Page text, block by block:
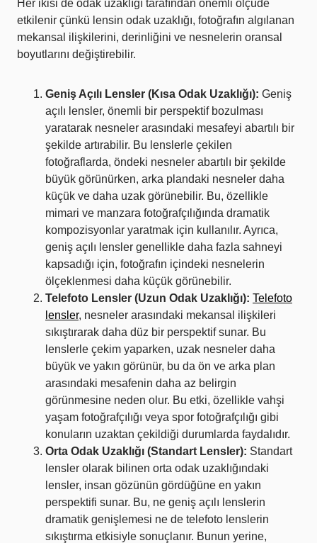
Her ikisi de odak uzaklığı tarafından önemli ölçüde
etkilenir çünkü lensin odak uzaklığı, fotoğrafın algılanan
mekansal ilişkilerini, derinliğini ve nesnelerin oransal
boyutlarını değiştirebilir.
Geniş Açılı Lensler (Kısa Odak Uzaklığı): Geniş
açılı lensler, önemli bir perspektif bozulması
yaratarak nesneler arasındaki mesafeyi abartılı bir
şekilde artırabilir. Bu lenslerle çekilen
fotoğraflarda, öndeki nesneler abartılı bir şekilde
büyük görünürken, arka plandaki nesneler daha
küçük ve daha uzak görünebilir. Bu, özellikle
mimari ve manzara fotoğrafçılığında dramatik
kompozisyonlar yaratmak için kullanılır. Ayrıca,
geniş açılı lensler genellikle daha fazla sahneyi
kapsadığı için, fotoğrafın içindeki nesnelerin
ölçeklenmesi daha küçük görünebilir.
Telefoto Lensler (Uzun Odak Uzaklığı): Telefoto
lensler, nesneler arasındaki mekansal ilişkileri
sıkıştırarak daha düz bir perspektif sunar. Bu
lenslerle çekim yaparken, uzak nesneler daha
büyük ve yakın görünür, bu da ön ve arka plan
arasındaki mesafenin daha az belirgin
görünmesine neden olur. Bu etki, özellikle vahşi
yaşam fotoğrafçılığı veya spor fotoğrafçılığı gibi
konuların uzaktan çekildiği durumlarda faydalıdır.
Orta Odak Uzaklığı (Standart Lensler): Standart
lensler olarak bilinen orta odak uzaklığındaki
lensler, insan gözünün gördüğüne en yakın
perspektifi sunar. Bu, ne geniş açılı lenslerin
dramatik genişlemesi ne de telefoto lenslerin
sıkıştırma etkisiyle sonuçlanır. Bunun yerine,